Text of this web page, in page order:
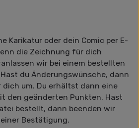
Karikatur oder dein Comic per E-
die Zeichnung für dich
wir bei einem bestellten
du Änderungswünsche, dann
um. Du erhältst dann eine
den geänderten Punkten. Hast
bestellt, dann beenden wir
Bestätigung.